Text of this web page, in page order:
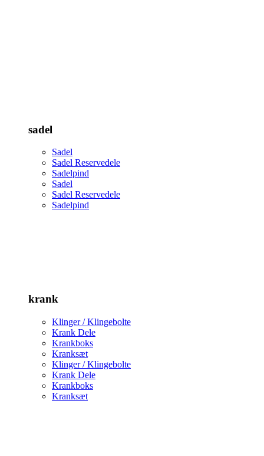
sadel
Sadel
Sadel Reservedele
Sadelpind
Sadel
Sadel Reservedele
Sadelpind
krank
Klinger / Klingebolte
Krank Dele
Krankboks
Kranksæt
Klinger / Klingebolte
Krank Dele
Krankboks
Kranksæt